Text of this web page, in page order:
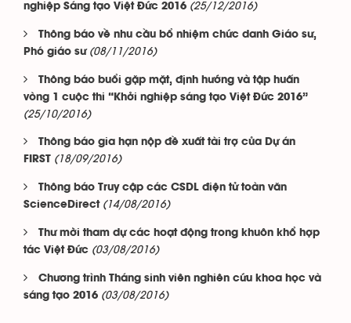
nghiệp Sáng tạo Việt Đức 2016 (25/12/2016)
Thông báo về nhu cầu bổ nhiệm chức danh Giáo sư,
Phó giáo sư (08/11/2016)
Thông báo buổi gặp mặt, định hướng và tập huấn
vòng 1 cuộc thi “Khởi nghiệp sáng tạo Việt Đức 2016”
(25/10/2016)
Thông báo gia hạn nộp đề xuất tài trợ của Dự án
FIRST (18/09/2016)
Thông báo Truy cập các CSDL điện tử toàn văn
ScienceDirect (14/08/2016)
Thư mời tham dự các hoạt động trong khuôn khổ hợp
tác Việt Đức (03/08/2016)
Chương trình Tháng sinh viên nghiên cứu khoa học và
sáng tạo 2016 (03/08/2016)